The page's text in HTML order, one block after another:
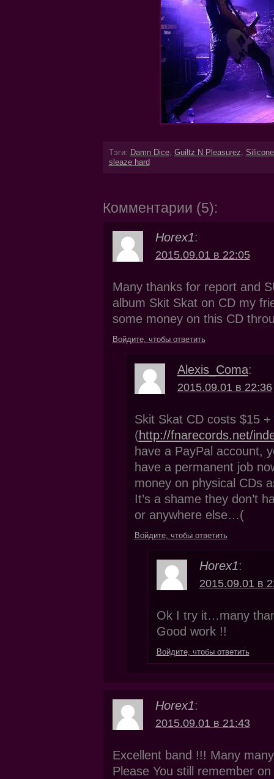
Тэги: Damn Dice, Guiltz N Pleasurez
sleaze hard
Комментарии (5):
Horex1:
2015.09.01 в 22:05
Many thanks for report and
album Skit Skat on CD my
some money on this CD
Войдите, чтобы ответить
Alexis_Coma:
2015.09.01 в 22:36
Skit Skat CD costs $15
(http://fnarecords.net/
have a PayPal account,
have a permanent job
money on physical CDs
It’s a shame they don’t
or anywhere else…(
Войдите, чтобы ответить
Horex1:
2015.09.01 в
Ok I try it…many
Good work !!
Войдите, чтобы ответить
Horex1:
2015.09.01 в 21:43
Excellent band !!! Many
Please You still remember